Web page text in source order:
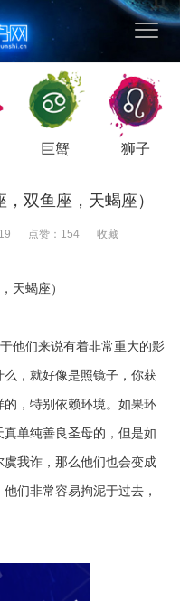
巨蟹 狮子
双鱼座，天蝎座）
点赞： 154 收藏
天蝎座）
他们来说有着非常重大的影
，就好像是照镜子，你获
，特别依赖环境。如果环
单纯善良圣母的，但是如
我诈，那么他们也会变成
们非常容易拘泥于过去，